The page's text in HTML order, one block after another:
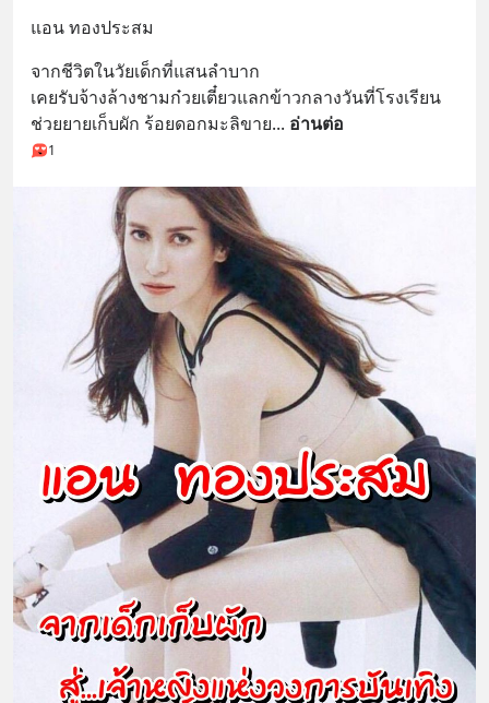
แอน ทองประสม
จากชีวิตในวัยเด็กที่แสนลำบาก
เคยรับจ้างล้างชามก๋วยเตี๋ยวแลกข้าวกลางวันที่โรงเรียน
ช่วยยายเก็บผัก ร้อยดอกมะลิขาย... อ่านต่อ
1